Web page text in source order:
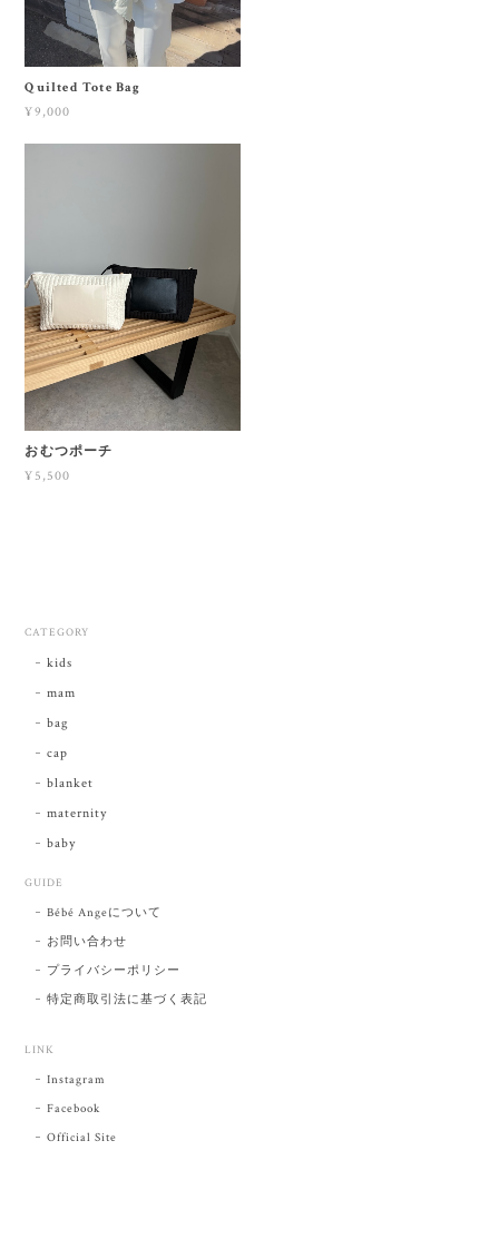
Quilted Tote Bag
¥9,000
おむつポーチ
¥5,500
CATEGORY
kids
mam
bag
cap
blanket
maternity
baby
GUIDE
Bébé Angeについて
お問い合わせ
プライバシーポリシー
特定商取引法に基づく表記
LINK
Instagram
Facebook
Official Site